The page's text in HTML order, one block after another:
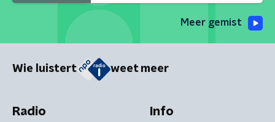
Meer gemist
Wie luistert weet meer
Radio Info